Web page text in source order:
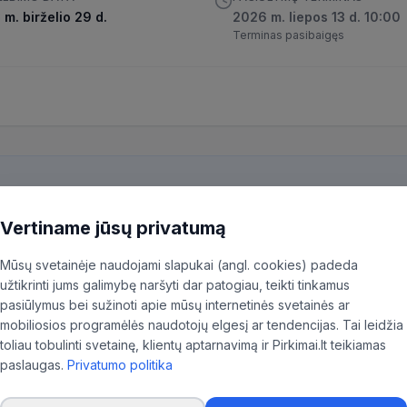
m. birželio 29 d. 2026 m. liepos 13 d. 10:00
Terminas pasibaigęs
pirkimą ir patiksliname 35,96% BVPŽ kodų, kad aktualūs
Vertiname jūsų privatumą
Mūsų svetainėje naudojami slapukai (angl. cookies) padeda
užtikrinti jums galimybę naršyti dar patogiau, teikti tinkamus
pasiūlymus bei sužinoti apie mūsų internetinės svetainės ar
mobiliosios programėlės naudotojų elgesį ar tendencijas. Tai leidžia
toliau tobulinti svetainę, klientų aptarnavimą ir Pirkimai.lt teikiamas
paslaugas. Privatumo politika